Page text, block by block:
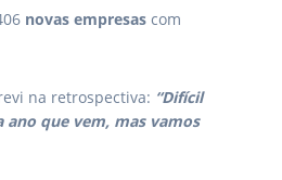
novas empresascom
na retrospectiva: “Difícil
ano que vem, mas vamos